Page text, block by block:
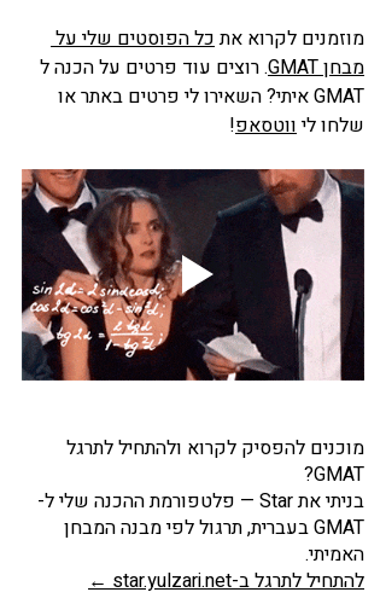
מוזמנים לקרוא את כל הפוסטים שלי על
מבחן GMAT
. רוצים עוד פרטים על הכנה ל
GMAT איתי? השאירו לי פרטים באתר או
שלחו לי ווטסאפ!
מוכנים להפסיק לקרוא ולהתחיל לתרגל
GMAT?
בניתי את Star — פלטפורמת ההכנה שלי ל-
GMAT בעברית, תרגול לפי מבנה המבחן
האמיתי.
להתחיל לתרגל ב-star.yulzari.net ←